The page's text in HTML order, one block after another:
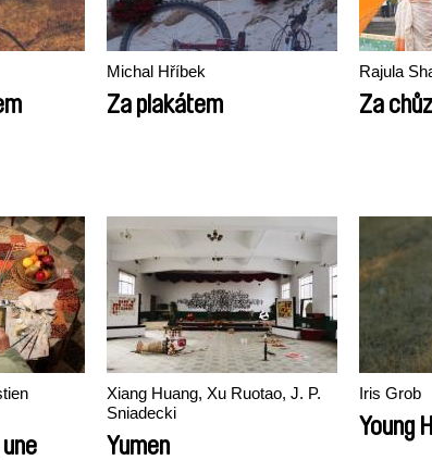
Michal Hříbek
Za plakátem
Rajula
Za
Xiang Huang, Xu Ruotao, J. P.
Sniadecki
Yumen
Iris Grob
Young